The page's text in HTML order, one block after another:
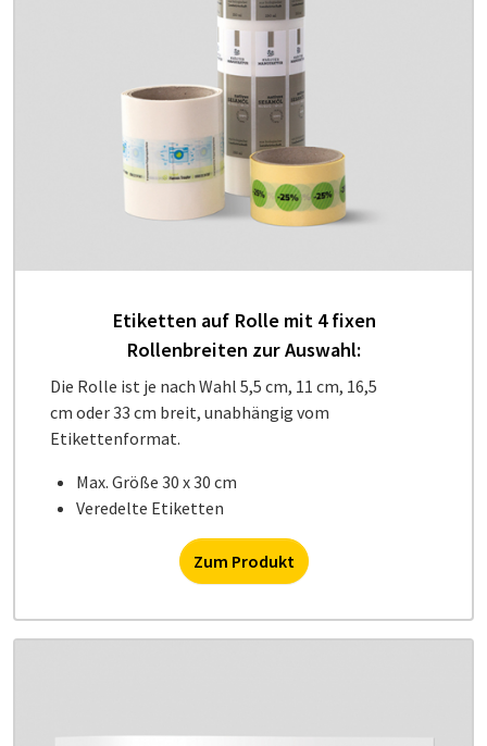
Etiketten auf Rolle mit 4 fixen
Rollenbreiten zur Auswahl:
Die Rolle ist je nach Wahl 5,5 cm, 11 cm, 16,5
cm oder 33 cm breit, unabhängig vom
Etikettenformat.
Max. Größe 30 x 30 cm
Veredelte Etiketten
Zum Produkt